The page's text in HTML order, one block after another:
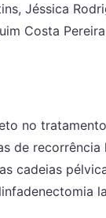
Jéssica
Costa Pereira
no
de recorrência
cadeias